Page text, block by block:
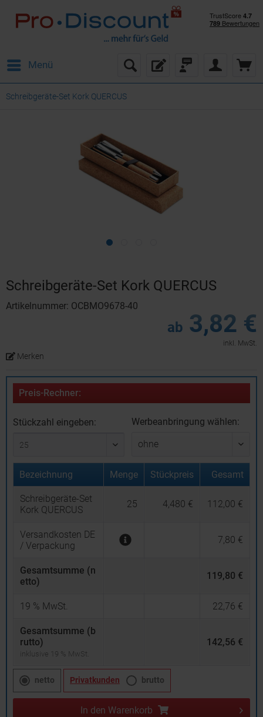
Menü
Schreibgeräte-Set Kork QUERCUS
Schreibgeräte-Set Kork QUERCUS
Artikelnummer: OCBMO9678-40
ab 3,82 €
inkl. MwSt.
Merken
Preis-Rechner:
Stückzahl eingeben: Werbeanbringung wählen:
Bezeichnung Menge Stückpreis Gesamt
Schreibgeräte-Set
Kork QUERCUS
25 4,480 € 112,00 €
Versandkosten DE
/ Verpackung
7,80 €
Gesamtsumme (n
etto)
119,80 €
19 % MwSt. 22,76 €
Gesamtsumme (b
rutto)
inklusive 19 % MwSt.
142,56 €
netto Privatkunden brutto
In den Warenkorb